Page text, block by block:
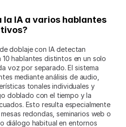
la IA a varios hablantes
doblaje con IA detectan
hablantes distintos en un solo
voz por separado. El sistema
mediante análisis de audio,
tonales individuales y
doblado con el tiempo y la
Esto resulta especialmente
redondas, seminarios web o
diálogo habitual en entornos